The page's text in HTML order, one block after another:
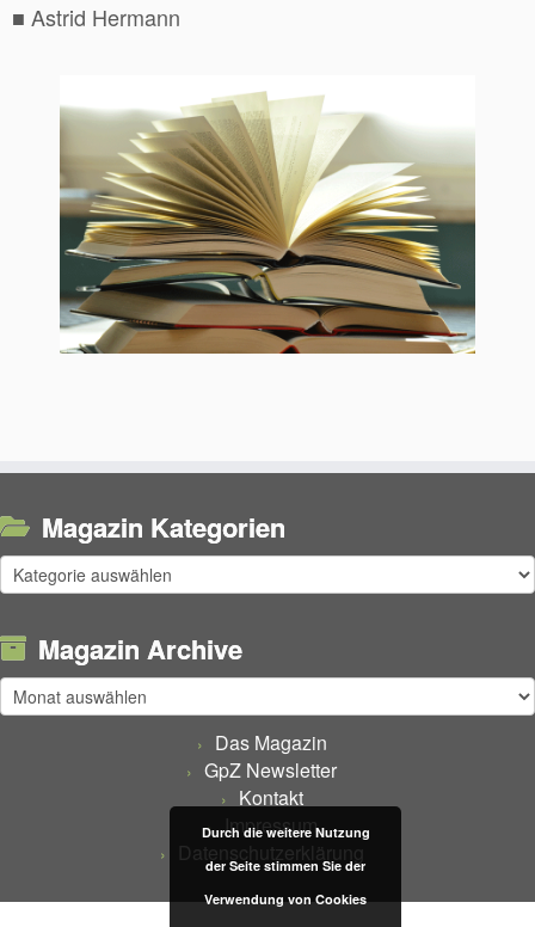
■ Astrid Hermann
Magazin Kategorien
Magazin
Kategorien
Magazin Archive
Magazin
Archive
Das Magazin
GpZ Newsletter
Kontakt
Impressum
Datenschutzerklärung
Durch die weitere Nutzung
der Seite stimmen Sie der
Verwendung von Cookies